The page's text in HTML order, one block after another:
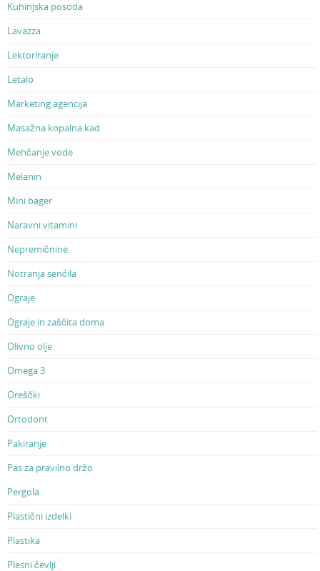
Kuhinjska posoda
Lavazza
Lektoriranje
Letalo
Marketing agencija
Masažna kopalna kad
Mehčanje vode
Melanin
Mini bager
Naravni vitamini
Nepremičnine
Notranja senčila
Ograje
Ograje in zaščita doma
Olivno olje
Omega 3
Oreščki
Ortodont
Pakiranje
Pas za pravilno držo
Pergola
Plastični izdelki
Plastika
Plesni čevlji